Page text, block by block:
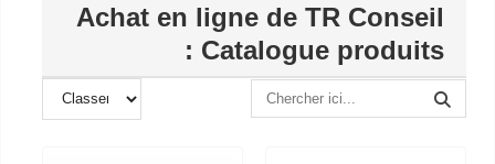
Achat en ligne de TR Conseil
: Catalogue produits